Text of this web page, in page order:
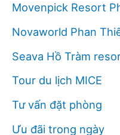
Movenpick Resort
Novaworld Phan
Seava Hồ Tràm
Tour du lịch MICE
Tư vấn đặt phòng
Ưu đãi trong ngày